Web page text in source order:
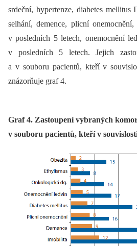
srdeční, hypertenze, diabetes
selhání, demence, plicní
v posledních 5 letech, onemocnění
v posledních 5 letech. Jejich
a v souboru pacientů, kteří v
znázorňuje graf 4.
Graf 4. Zastoupení vybraných
v souboru pacientů, kteří v